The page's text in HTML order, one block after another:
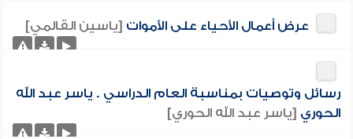
عرض أعمال الأحياء على الأموات [ياسين القالمي]
رسائل وتوصيات بمناسبة العام الدراسي . ياسر عبد الله
الحوري [ياسر عبد الله الحوري]